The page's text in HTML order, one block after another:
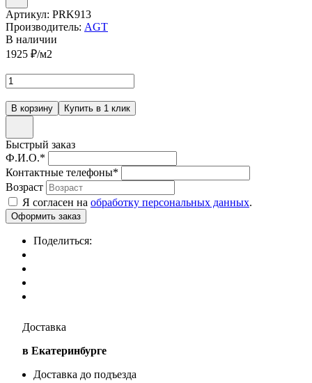
Артикул: PRK913
Производитель: AGT
В наличии
1925 ₽/м2
Быстрый заказ
Ф.И.О.*
Контактные телефоны*
Возраст
Я согласен на обработку персональных данных.
Поделиться:
Доставка
в Екатеринбурге
Доставка до подъезда